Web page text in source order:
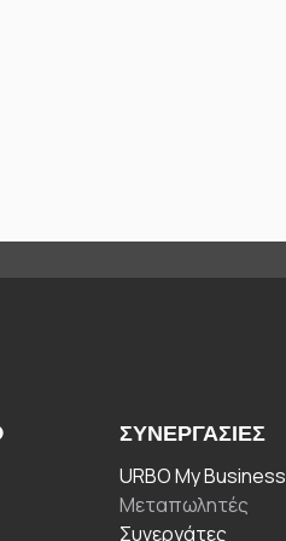
ΣΥΝΕΡΓΑΣΊΕΣ
URBO My Business
Μεταπωλητές
Συνεργάτες